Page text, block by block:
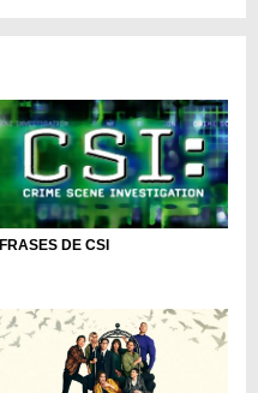
FRASES DE CSI